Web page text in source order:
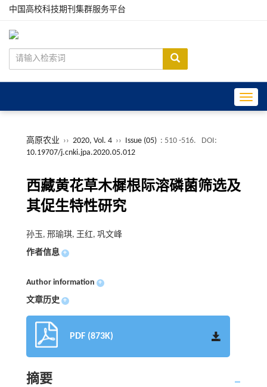
中国高校科技期刊集群服务平台
高原农业 ›› 2020, Vol. 4 ›› Issue (05) : 510 -516.
DOI:
10.19707/j.cnki.jpa.2020.05.012
西藏黄花草木樨根际溶磷菌筛选及
其促生特性研究
孙玉, 邢瑜琪, 王红, 巩文峰
作者信息 +
Author information +
文章历史 +
PDF (873K)
摘要